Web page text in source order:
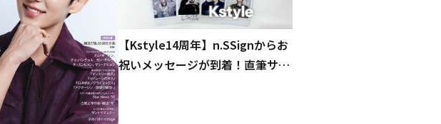
【Kstyle14周年】n.SSignからお
祝いメッセージが到着！直筆サイ